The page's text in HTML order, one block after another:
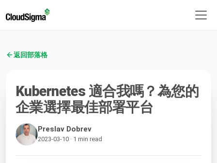
返回部落格
Kubernetes 適合我嗎？為您的
企業選擇最佳部署平台
Preslav Dobrev
2023-03-10 · 1 min read